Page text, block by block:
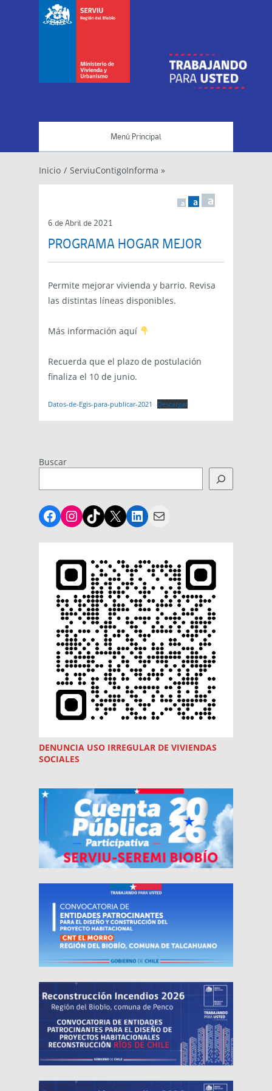
Menú Principal
Inicio / ServiuContigoInforma »
a a a
6 de Abril de 2021
PROGRAMA HOGAR MEJOR
Permite mejorar vivienda y barrio. Revisa
las distintas líneas disponibles.
Más información aquí
Recuerda que el plazo de postulación
finaliza el 10 de junio.
Datos-de-Egis-para-publicar-2021 Descargar
Buscar
Facebook
Instagram
TikTok
X LinkedIn
Mail
DENUNCIA USO IRREGULAR DE VIVIENDAS
SOCIALES